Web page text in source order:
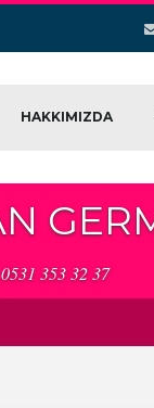
HAKKIMIZDA
353 32 37